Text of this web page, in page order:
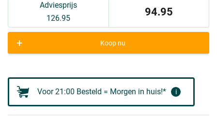
Adviesprijs
126.95
94.95
+ Koop nu
Voor 21:00 Besteld = Morgen in huis!* i